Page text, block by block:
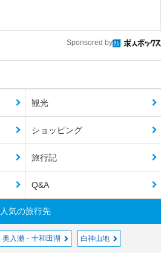
Sponsored by
観光
ショッピング
旅行記
Q&A
人気の旅行先
奥入瀬・十和田湖 白神山地